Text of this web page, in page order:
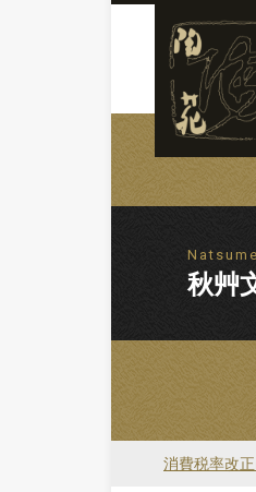
秋艸
消費税率改